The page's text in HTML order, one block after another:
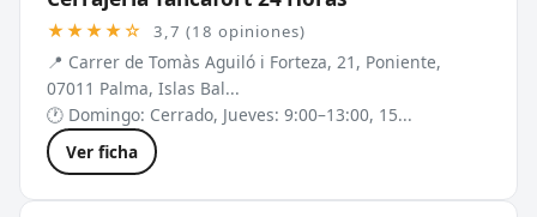
★★★★☆ 3,7 (18 opiniones)
📍 Carrer de Tomàs Aguiló i Forteza, 21, Poniente,
07011 Palma, Islas Bal...
🕐 Domingo: Cerrado, Jueves: 9:00–13:00, 15...
Ver ficha